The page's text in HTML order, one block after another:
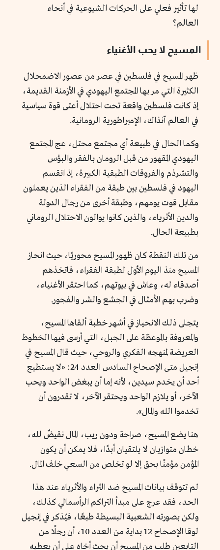
لها تأثير فعلي على الحركات الشيوعية في أنحاء
العالم؟
المسيح لا يحب الأغنياء
ظهر المسيح في فلسطين في عصر من عصور الاضمحلال
الكثيرة التي مر بها المجتمع اليهودي في الأزمنة القديمة،
إذ كانت فلسطين واقعة تحت احتلال أعتى قوة سياسية
في العالم آنذاك، الإمبراطورية الرومانية.
وكما الحال في طبيعة أي مجتمع محتل، عج المجتمع
اليهودي المقهور من قبل الرومان بالفقر والبؤس
والتشرذم والفروقات الطبقية الكبيرة، إذ انقسم
اليهود في فلسطين بين طبقة من الفقراء الذين يعملون
مقابل قوت يومهم، وطبقة أخرى من رجال الدولة
والدين الأثرياء، والذين كانوا يوالون الاحتلال الروماني
بطبيعة الحال.
من تلك النقطة كان ظهور المسيح محوريًا، حيث انحاز
المسيح منذ اليوم الأول لطبقة الفقراء، فاتخذهم
أصدقاء له، وعاش في بيوتهم، كما احتقر الأغنياء،
وضرب بهم الأمثال في الجشع والشر والفجور.
يتجلى ذلك الانحياز في أشهر خطبة ألقاها المسيح،
والمعروفة بالموعظة على الجبل، التي أرسى فيها الخطوط
العريضة لمنهجه الفكري والروحي، حيث قال المسيح في
إنجيل متى الإصحاح السادس العدد 24: «لا يستطيع
أحد أن يخدم سيدين، لأنه إما أن يبغض الواحد ويحب
الآخر، أو يلازم الواحد ويحتقر الآخر، لا تقدرون أن
تخدموا الله والمال».
هنا يضع المسيح، صراحة ودون ريب، المال نقيضٌ لله،
خطان متوازيان لا يلتقيان أبدًا، فلا يمكن أن يكون
المؤمن مؤمنًا بحق إلا لو تخلص من السعي خلف المال.
لم تتوقف بيانات المسيح ضد الثراء والأثرياء عند هذا
الحد، فقد عرج على مبدأ التراكم الرأسمالي كذلك،
ولكن بصورته الشعبية البسيطة طبعًا، فيُذكر في إنجيل
لوقا الإصحاح 12 بداية من العدد 10، أن رجلًا من
التابعين طلب من المسيح أن يحث أخاه على أن يعطيه